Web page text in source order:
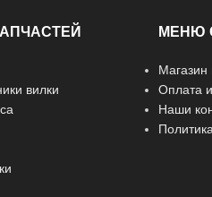
вилки
МЕНЮ
Магазин
Оплата
Наши